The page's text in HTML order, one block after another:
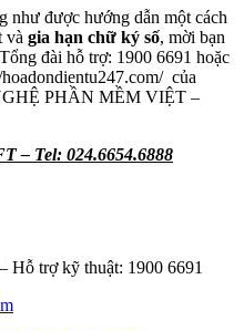
như được hướng dẫn một cách
và gia hạn chữ ký số, mời bạn
đài hỗ trợ: 1900 6691 hoặc
của
PHẦN MỀM VIỆT –
– Tel: 024.6654.6888
– Hỗ trợ kỹ thuật: 1900 6691